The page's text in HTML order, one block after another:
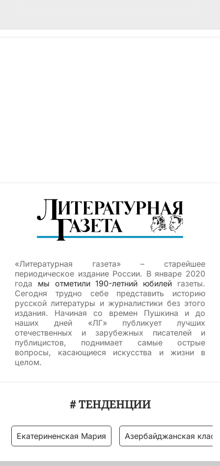
«Литературная газета» – старейшее
периодическое издание России. В январе 2020
года мы отметили 190-летний юбилей газеты.
Сегодня трудно себе представить историю
русской литературы и журналистики без этого
издания. Начиная со времен Пушкина и до
наших дней «ЛГ» публикует лучших
отечественных и зарубежных писателей и
публицистов, поднимает самые острые
вопросы, касающиеся искусства и жизни в
целом.
# ТЕНДЕНЦИИ
Екатериненская Мария Азербайджанская